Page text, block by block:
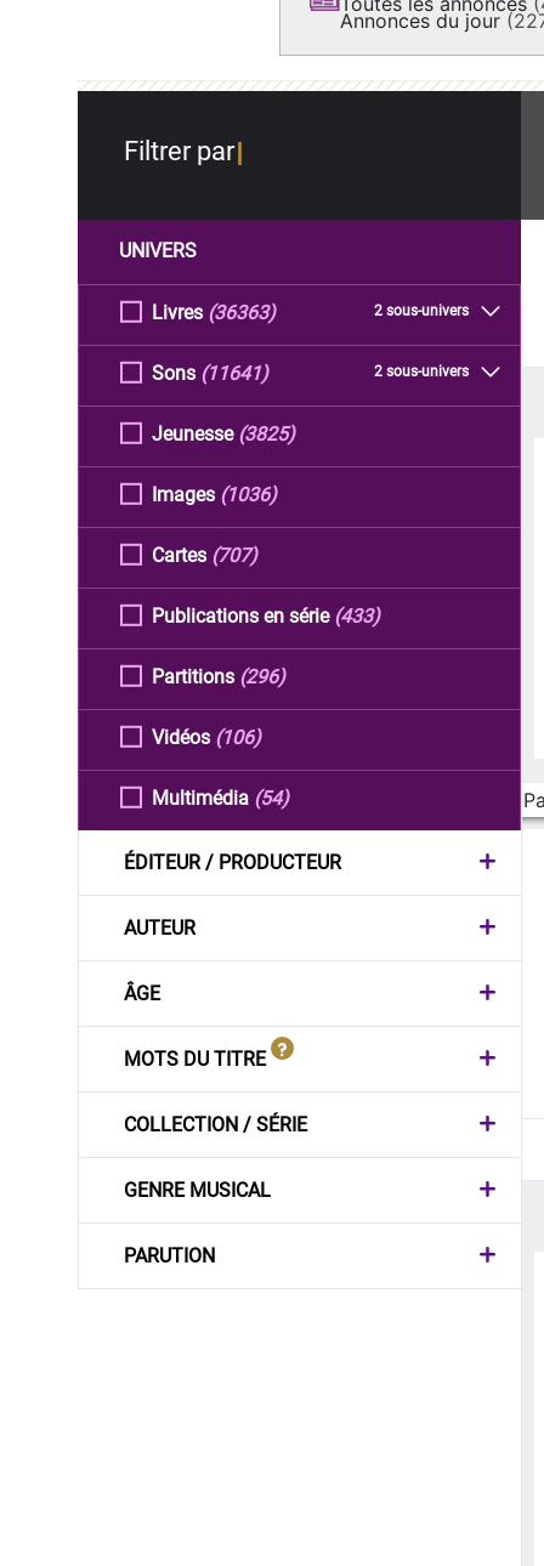
Annonces du jour
Filtrer par
UNIVERS
Livres 2 sous-univers
(36363)
Sons 2 sous-univers
(11641)
Jeunesse (3825)
Images (1036)
Cartes (707)
Publications en série (433)
Partitions (296)
Vidéos (106)
Multimédia (54)
ÉDITEUR / PRODUCTEUR
AUTEUR
ÂGE
MOTS DU TITRE
COLLECTION / SÉRIE
GENRE MUSICAL
PARUTION